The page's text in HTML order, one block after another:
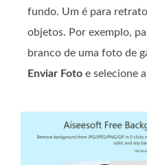
fundo. Um é para
objetos. Por exemplo,
branco de uma foto de
Enviar Foto e selecione